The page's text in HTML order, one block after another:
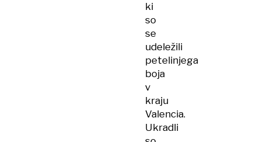
ki
so
se
udeležili
petelinjega
boja
v
kraju
Valencia.
Ukradli